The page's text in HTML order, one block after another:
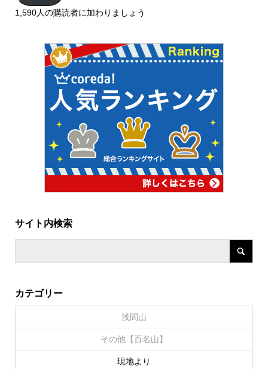
1,590人の購読者に加わりましょう
サイト内検索
カテゴリー
浅間山
その他【百名山】
現地より